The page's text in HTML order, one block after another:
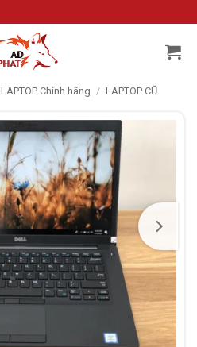
LAPTOP Chính hãng / LAPTOP CŨ